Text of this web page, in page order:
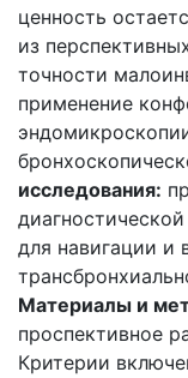
ценность
из
точности
применение
исследования:
для навигации и
Материалы и
проспективное
Критерии